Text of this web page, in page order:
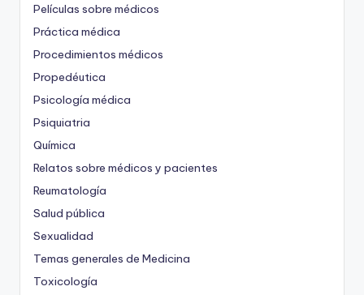
Películas sobre médicos
Práctica médica
Procedimientos médicos
Propedéutica
Psicología médica
Psiquiatria
Química
Relatos sobre médicos y pacientes
Reumatología
Salud pública
Sexualidad
Temas generales de Medicina
Toxicología